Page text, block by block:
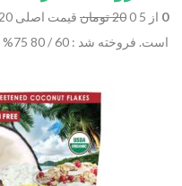
0 از 5 0 20 تومان قیمت اصلی 20 تومان بود.
است. فروخته شد : 60 / 80 75%